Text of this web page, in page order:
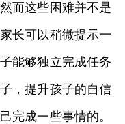
而这些困难并不是
长可以稍微提示一
能够独立完成任务
，提升孩子的自信
完成一些事情的。